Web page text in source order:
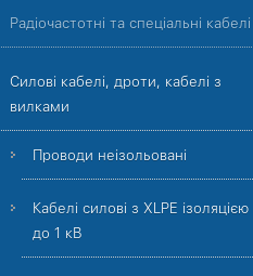
Радіочастотні та спеціальні кабелі
Силові кабелі, дроти, кабелі з
вилками
Проводи неізольовані
Кабелі силові з XLPE ізоляцією
до 1 кВ